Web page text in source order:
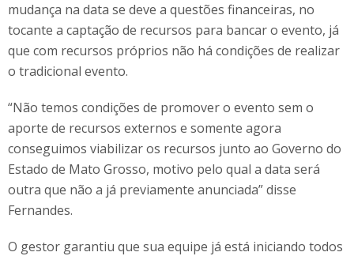
mudança na data se deve a questões financeiras, no
tocante a captação de recursos para bancar o evento, já
que com recursos próprios não há condições de realizar
o tradicional evento.
“Não temos condições de promover o evento sem o
aporte de recursos externos e somente agora
conseguimos viabilizar os recursos junto ao Governo do
Estado de Mato Grosso, motivo pelo qual a data será
outra que não a já previamente anunciada” disse
Fernandes.
O gestor garantiu que sua equipe já está iniciando todos